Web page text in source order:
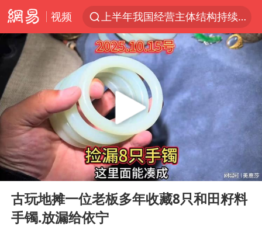
视频
上半年我国经营主体结构持续优化
上海暴雨红色预警
上海：5号线16号线浦江线全线停运
《披荆斩棘2026》阵容官宣
白海豚北上或致京津冀暴雨
国足U17与阿森纳决赛取消 并列冠军
上海有出现龙卷潜势
王艺迪无缘横滨赛决赛
上门女婿出轨女邻居多年被判重婚罪
Play
00:00
古玩地摊一位老板多年收藏8只和田籽料
手镯.放漏给依宁